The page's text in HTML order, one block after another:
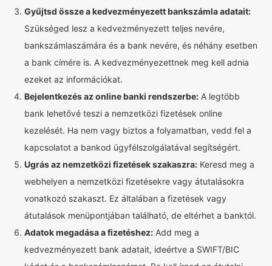
Gyűjtsd össze a kedvezményezett bankszámla adatait:
Szükséged lesz a kedvezményezett teljes nevére,
bankszámlaszámára és a bank nevére, és néhány esetben
a bank címére is. A kedvezményezettnek meg kell adnia
ezeket az információkat.
Bejelentkezés az online banki rendszerbe: A legtöbb
bank lehetővé teszi a nemzetközi fizetések online
kezelését. Ha nem vagy biztos a folyamatban, vedd fel a
kapcsolatot a bankod ügyfélszolgálatával segítségért.
Ugrás az nemzetközi fizetések szakaszra: Keresd meg a
webhelyen a nemzetközi fizetésekre vagy átutalásokra
vonatkozó szakaszt. Ez általában a fizetések vagy
átutalások menüpontjában található, de eltérhet a banktól.
Adatok megadása a fizetéshez: Add meg a
kedvezményezett bank adatait, ideértve a SWIFT/BIC